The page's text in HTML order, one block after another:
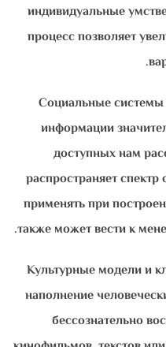
индивидуальные
процесс позволяет
Социальные системы
информации
доступных нам
распространяет
применять при
также может вести к
Культурные модели и
наполнение
бессознательно